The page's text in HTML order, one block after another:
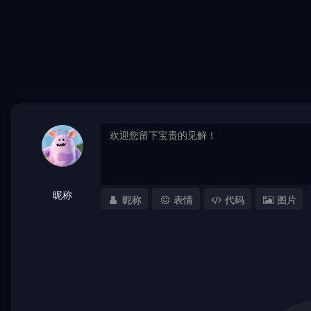
昵称 昵称 表情 代码 图片